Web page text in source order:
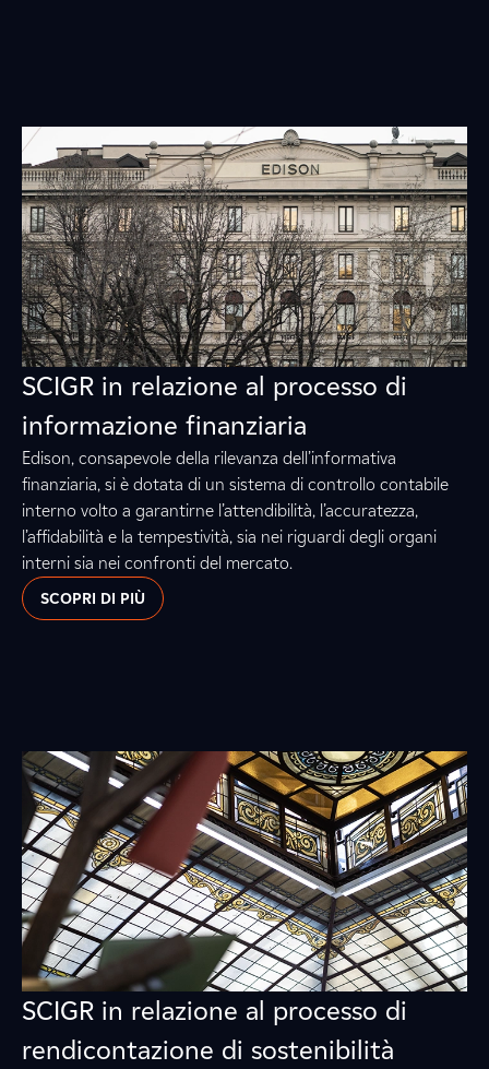
SCIGR in relazione al processo di
informazione finanziaria
Edison, consapevole della rilevanza dell’informativa
finanziaria, si è dotata di un sistema di controllo contabile
interno volto a garantirne l’attendibilità, l’accuratezza,
l’affidabilità e la tempestività, sia nei riguardi degli organi
interni sia nei confronti del mercato.
SCOPRI DI PIÙ
SCIGR in relazione al processo di
rendicontazione di sostenibilità